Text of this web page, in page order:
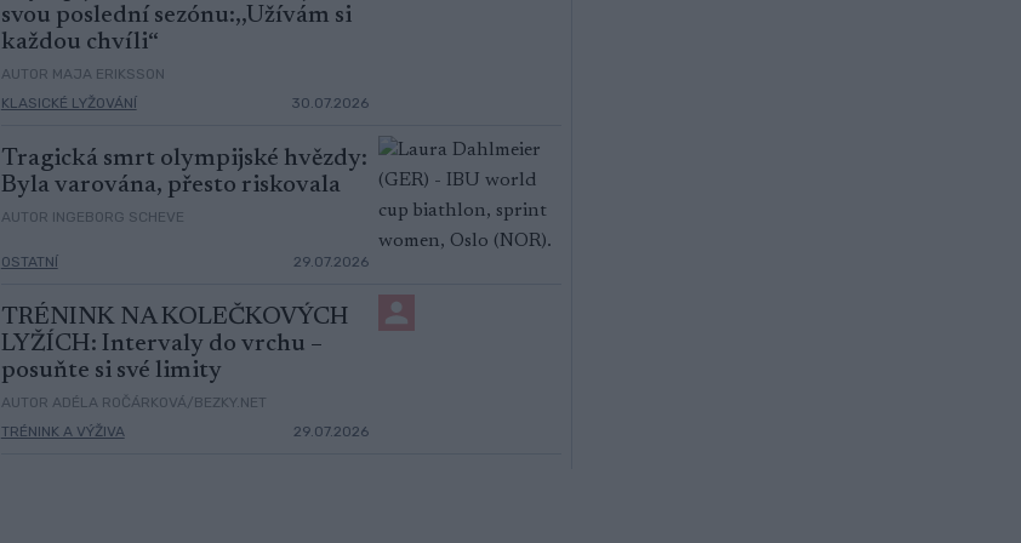
svou poslední sezónu:,,Užívám si
každou chvíli“
AUTOR MAJA ERIKSSON
KLASICKÉ LYŽOVÁNÍ
30.07.2026
Tragická smrt olympijské hvězdy:
Byla varována, přesto riskovala
AUTOR INGEBORG SCHEVE
OSTATNÍ 29.07.2026
TRÉNINK NA KOLEČKOVÝCH
LYŽÍCH: Intervaly do vrchu –
posuňte si své limity
AUTOR ADÉLA ROČÁRKOVÁ/BEZKY.NET
TRÉNINK A VÝŽIVA
29.07.2026